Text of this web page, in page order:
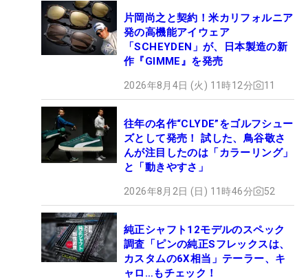
片岡尚之と契約！米カリフォルニア
発の高機能アイウェア
「SCHEYDEN」が、日本製造の新
作『GIMME』を発売
2026年8月4日 (火) 11時12分 11
往年の名作“CLYDE”をゴルフシュー
ズとして発売！ 試した、鳥谷敬さ
んが注目したのは「カラーリング」
と「動きやすさ」
2026年8月2日 (日) 11時46分 52
純正シャフト12モデルのスペック
調査「ピンの純正Sフレックスは、
カスタムの6X相当」テーラー、キ
ャロ…もチェック！